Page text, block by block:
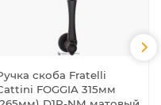
скоба Fratelli
FOGGIA 315мм